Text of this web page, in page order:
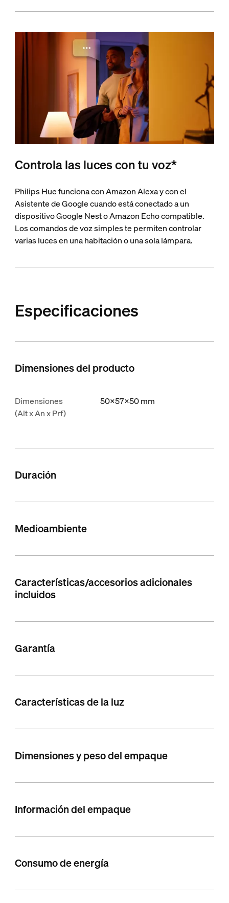
Controla las luces con tu voz*
Philips Hue funciona con Amazon Alexa y con el
Asistente de Google cuando está conectado a un
dispositivo Google Nest o Amazon Echo compatible.
Los comandos de voz simples te permiten controlar
varias luces en una habitación o una sola lámpara.
Especificaciones
Dimensiones del producto
Dimensiones
(Alt x An x Prf)
50x57x50 mm
Duración
Medioambiente
Características/accesorios adicionales
incluidos
Garantía
Características de la luz
Dimensiones y peso del empaque
Información del empaque
Consumo de energía